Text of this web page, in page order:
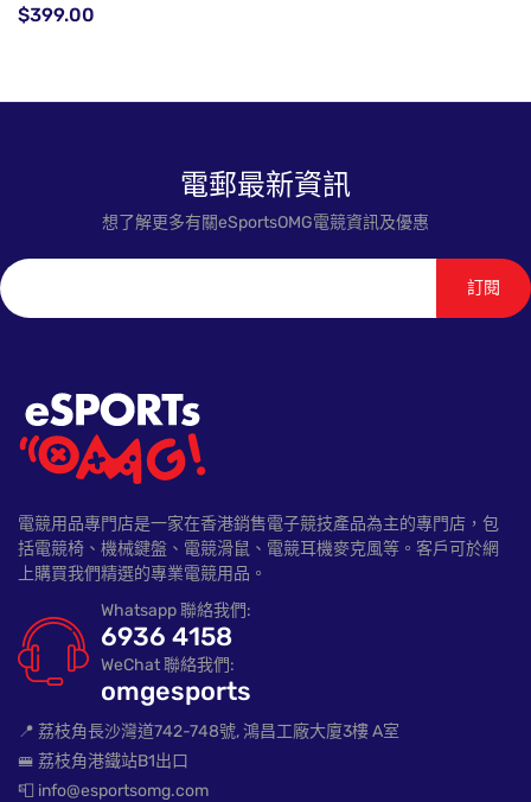
$399.00
電郵最新資訊
想了解更多有關eSportsOMG電競資訊及優惠
訂閱
電競用品專門店是一家在香港銷售電子競技產品為主的專門店，包
括電競椅、機械鍵盤、電競滑鼠、電競耳機麥克風等。客戶可於網
上購買我們精選的專業電競用品。
Whatsapp 聯絡我們:
6936 4158
WeChat 聯絡我們:
omgesports
📍 荔枝角長沙灣道742-748號, 鴻昌工廠大廈3樓 A室
🚝 荔枝角港鐵站B1出口
📮 info@esportsomg.com